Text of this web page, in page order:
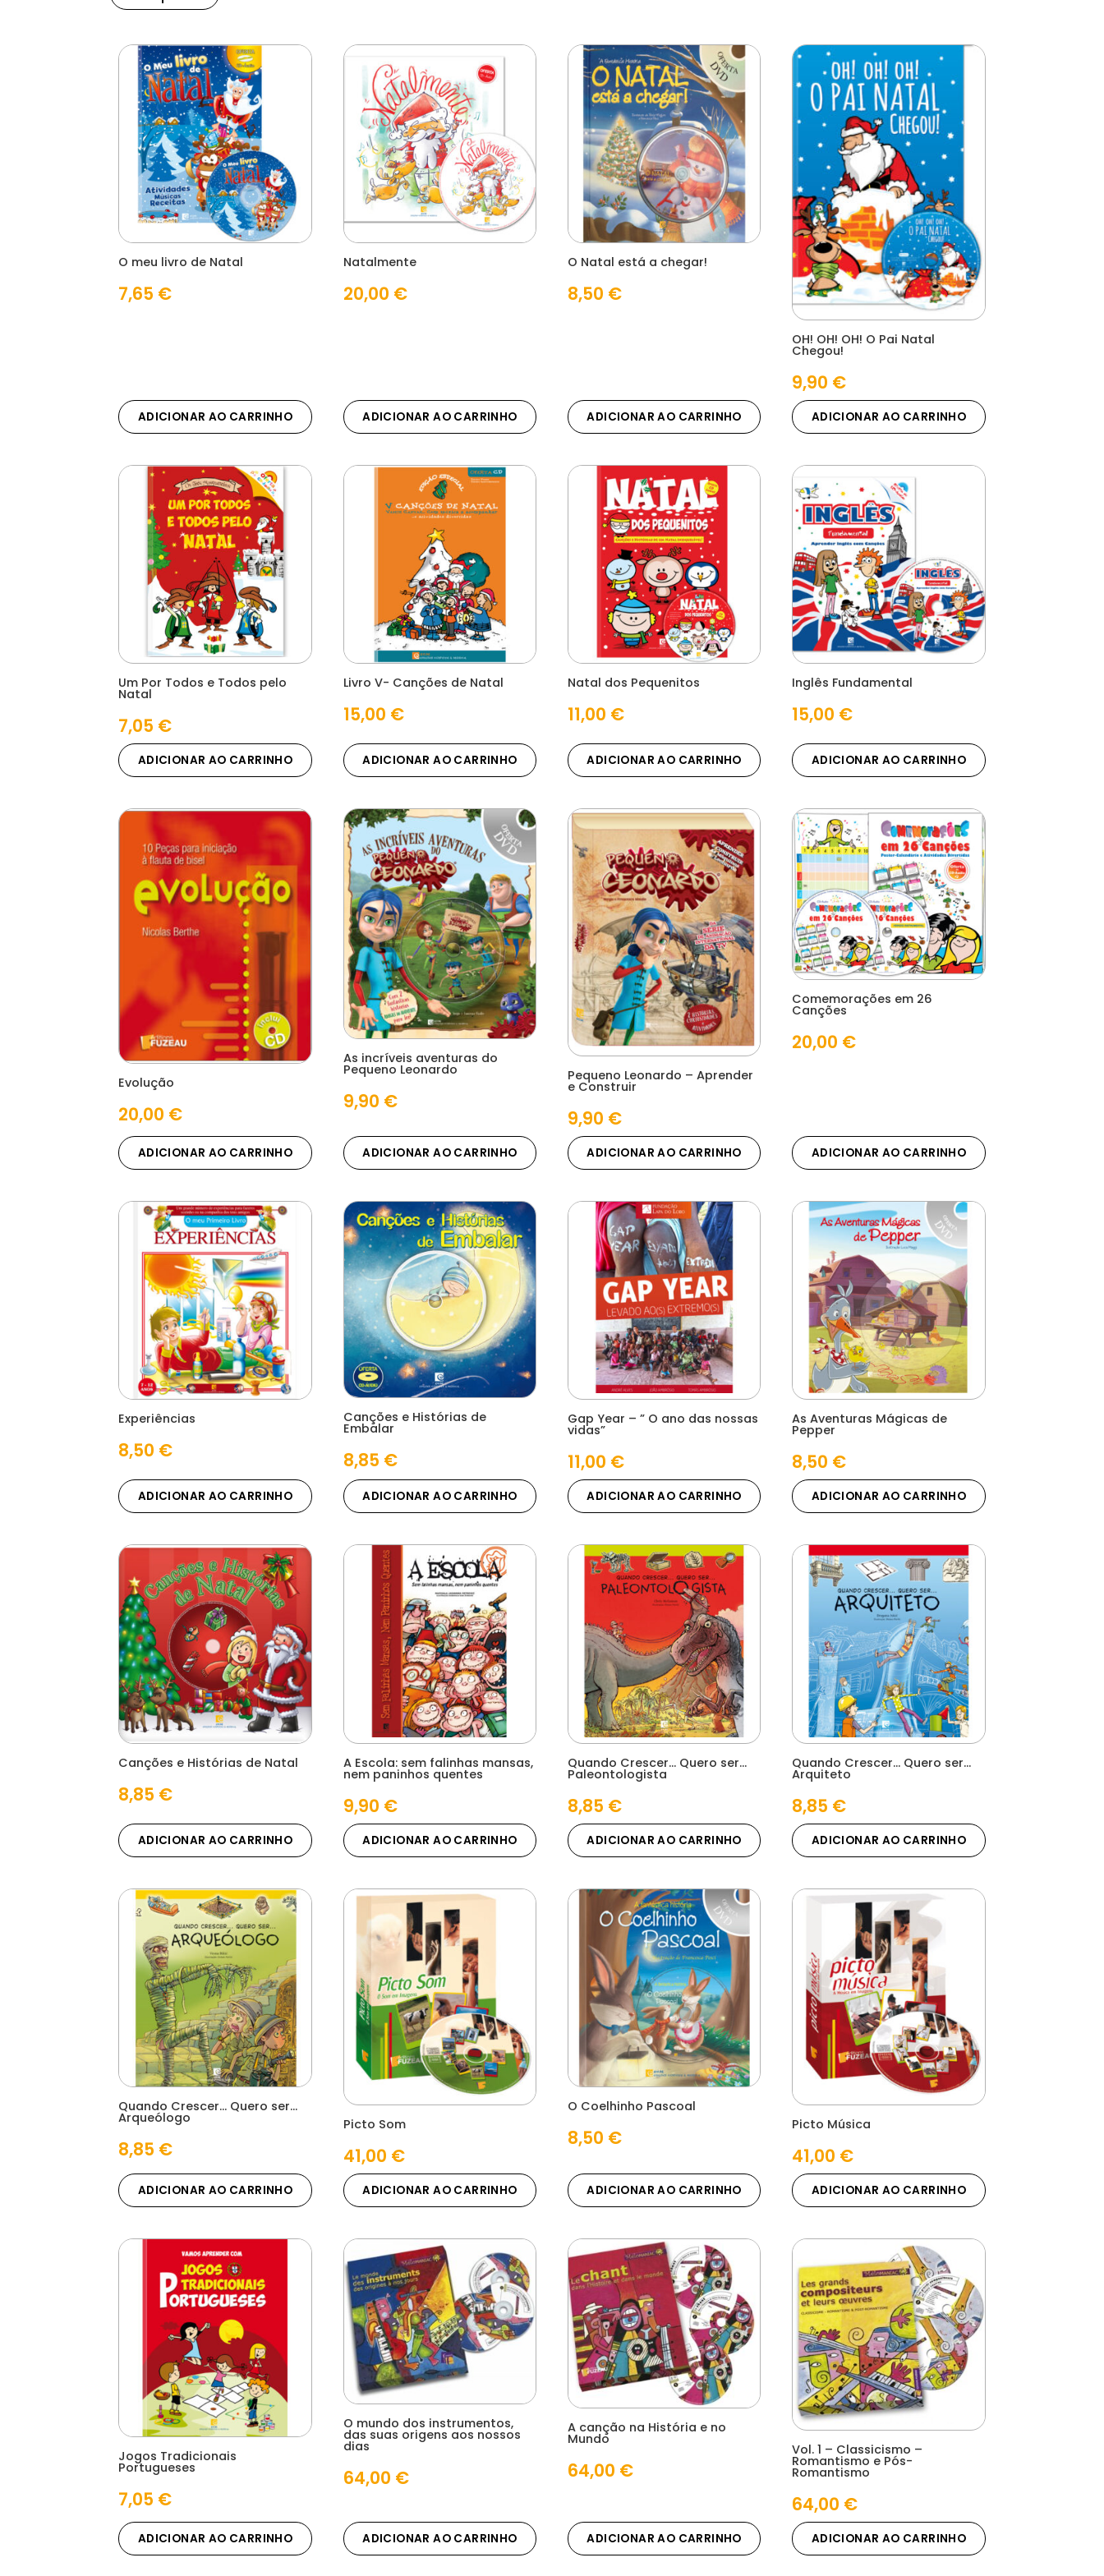
O meu livro de Natal
7,65 €
ADICIONAR AO CARRINHO
Natalmente
20,00 €
ADICIONAR AO CARRINHO
O Natal está a chegar!
8,50 €
ADICIONAR AO CARRINHO
OH! OH! OH! O Pai Natal
Chegou!
9,90 €
ADICIONAR AO CARRINHO
Um Por Todos e Todos pelo
Natal
7,05 €
ADICIONAR AO CARRINHO
Livro V- Canções de Natal
15,00 €
ADICIONAR AO CARRINHO
Natal dos Pequenitos
11,00 €
ADICIONAR AO CARRINHO
Inglês Fundamental
15,00 €
ADICIONAR AO CARRINHO
Evolução
20,00 €
ADICIONAR AO CARRINHO
As incríveis aventuras do
Pequeno Leonardo
9,90 €
ADICIONAR AO CARRINHO
Pequeno Leonardo – Aprender
e Construir
9,90 €
ADICIONAR AO CARRINHO
Comemorações em 26
Canções
20,00 €
ADICIONAR AO CARRINHO
Experiências
8,50 €
ADICIONAR AO CARRINHO
Canções e Histórias de
Embalar
8,85 €
ADICIONAR AO CARRINHO
Gap Year – ” O ano das nossas
vidas”
11,00 €
ADICIONAR AO CARRINHO
As Aventuras Mágicas de
Pepper
8,50 €
ADICIONAR AO CARRINHO
Canções e Histórias de Natal
8,85 €
ADICIONAR AO CARRINHO
A Escola: sem falinhas mansas,
nem paninhos quentes
9,90 €
ADICIONAR AO CARRINHO
Quando Crescer… Quero ser…
Paleontologista
8,85 €
ADICIONAR AO CARRINHO
Quando Crescer… Quero ser…
Arquiteto
8,85 €
ADICIONAR AO CARRINHO
Quando Crescer… Quero ser…
Arqueólogo
8,85 €
ADICIONAR AO CARRINHO
Picto Som
41,00 €
ADICIONAR AO CARRINHO
O Coelhinho Pascoal
8,50 €
ADICIONAR AO CARRINHO
Picto Música
41,00 €
ADICIONAR AO CARRINHO
Jogos Tradicionais
Portugueses
7,05 €
ADICIONAR AO CARRINHO
O mundo dos instrumentos,
das suas origens aos nossos
dias
64,00 €
ADICIONAR AO CARRINHO
A canção na História e no
Mundo
64,00 €
ADICIONAR AO CARRINHO
Vol. 1 – Classicismo –
Romantismo e Pós-
Romantismo
64,00 €
ADICIONAR AO CARRINHO